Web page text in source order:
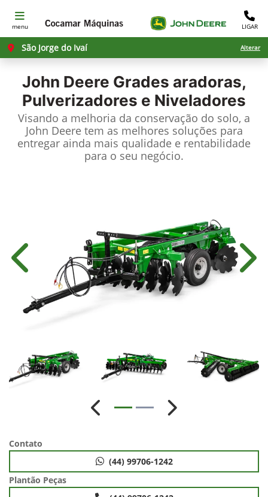
menu LIGAR
São Jorge do Ivaí Alterar
John Deere Grades aradoras,
Pulverizadores e Niveladores
Visando a melhoria da conservação do solo, a
John Deere tem as melhores soluções para
entregar ainda mais qualidade e rentabilidade
para o seu negócio.
Anterior
Anterior Próximo
Contato
(44) 99706-1242
Plantão Peças